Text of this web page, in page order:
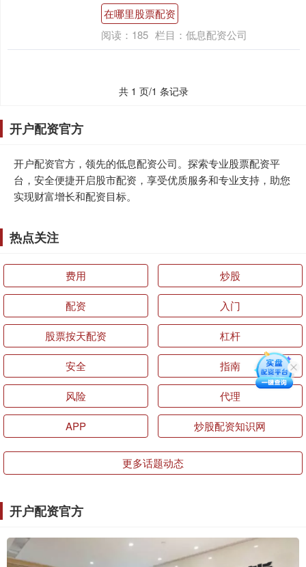
在哪里股票配资
阅读： 185 栏目： 低息配资公司
共 1 页/1 条记录
开户配资官方
开户配资官方，领先的低息配资公司。探索专业股票配资平
台，安全便捷开启股市配资，享受优质服务和专业支持，助您
实现财富增长和配资目标。
热点关注
费用 炒股
配资 入门
股票按天配资 杠杆
安全 指南
风险 代理
APP 炒股配资知识网
更多话题动态
开户配资官方